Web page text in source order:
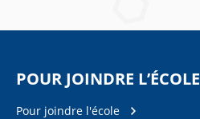
POUR JOINDRE L’ÉCOLE
Pour joindre l'école